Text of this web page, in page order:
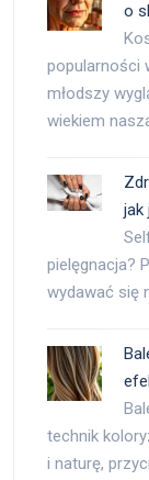
o
popularności
młodszy
wiekiem
jak
pielęgnacja?
wydawać się
technik
i naturę,